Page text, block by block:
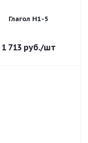
Глагол Н1-5
1 713руб./шт